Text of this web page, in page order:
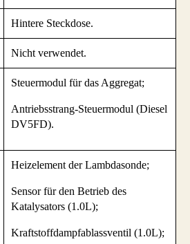
Hintere Steckdose.
Nicht verwendet.
Steuermodul für das Aggregat;
Antriebsstrang-Steuermodul (Diesel
DV5FD).
Heizelement der Lambdasonde;
Sensor für den Betrieb des
Katalysators (1.0L);
Kraftstoffdampfablassventil (1.0L);